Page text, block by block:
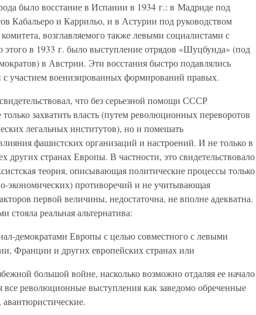
было восстание в Испании в 1934 г.: в Мадриде под
Кабальеро и Каррильо, и в Астурии под руководством
возглавляемого также левыми социалистами с
этого в 1933 г. было выступление отрядов «Шуцбунда» (под
в Австрии. Эти восстания быстро подавлялись
участием военизированных формирований правых.
что без серьезной помощи СССР
захватить власть (путем революционных переворотов
легальных институтов), но и помешать
фашистских организаций и настроений. И не только в
других странах Европы. В частности, это свидетельствовало
теория, описывающая политические процессы только
экономических) противоречий и не учитывающая
первой величины, недостаточна, не вполне адекватна.
стояла реальная альтернатива:
демократами Европы с целью совместного с левыми
Франции и других европейских странах или
большой войне, насколько возможно отдаляя ее начало
все революционные выступления как заведомо обреченные